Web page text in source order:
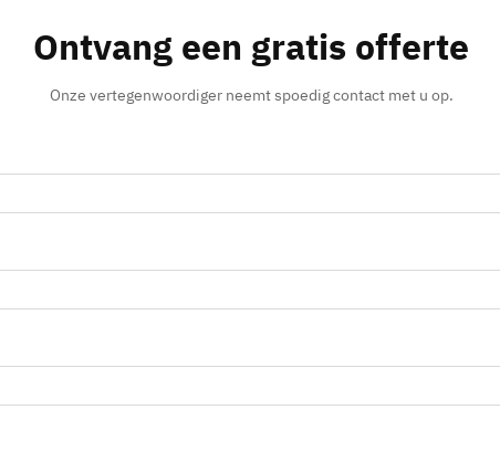
Ontvang een gratis offerte
Onze vertegenwoordiger neemt spoedig contact met u op.